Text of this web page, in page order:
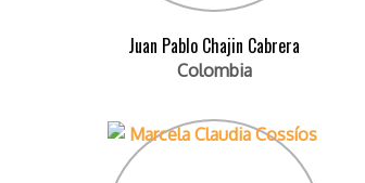
Juan Pablo Chajin Cabrera
Colombia